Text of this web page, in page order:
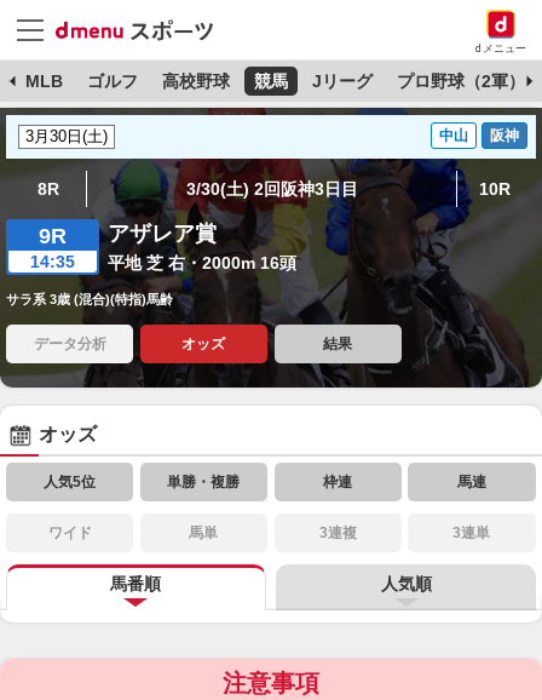
dメニュー
MLB ゴルフ 高校野球 競馬 Jリーグ プロ野球（2軍）
中山 阪神
8R 3/30(土) 2回阪神3日目 10R
9R
14:35
アザレア賞
平地 芝 右・2000m 16頭
サラ系 3歳 (混合)(特指)馬齢
データ分析 オッズ 結果
オッズ
人気5位 単勝・複勝 枠連 馬連
ワイド 馬単 3連複 3連単
馬番順 人気順
注意事項